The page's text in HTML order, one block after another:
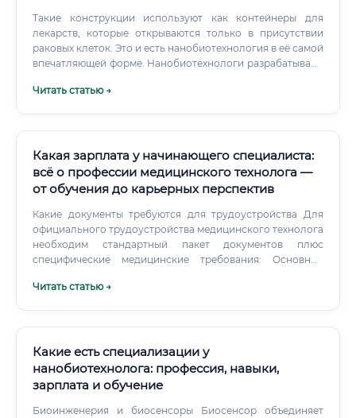
Такие конструкции используют как контейнеры для
лекарств, которые открываются только в присутствии
раковых клеток. Это и есть нанобиотехнология в её самой
впечатляющей форме. Нанобиотехнологи разрабатывают
опухоли, не затрагивая здоровые ткани.
Читать статью →
Какая зарплата у начинающего специалиста:
всё о профессии медицинского технолога —
от обучения до карьерных перспектив
Какие документы требуются для трудоустройства Для
официального трудоустройства медицинского технолога
необходим стандартный пакет документов плюс
специфические медицинские требования: Основные
Трудовая книжка (при наличии) Профессиональные
после сдачи аккредитационного экзамена Сертификат
специалиста (для тех, кто получил образование до
введения аккредитации) Документы о повышении
квалификации (при наличии) Квалификационная
категория (при наличии — первая или высшая)
Читать статью →
Какие есть специализации у
нанобиотехнолога: профессия, навыки,
зарплата и обучение
Биоинженерия и биосенсоры Биосенсор объединяет